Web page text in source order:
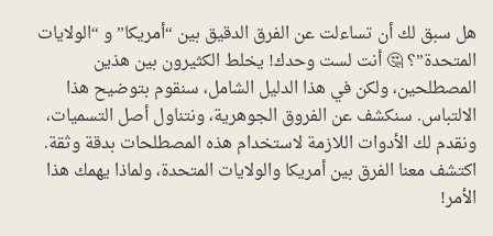
هل سبق لك أن تساءلت عن الفرق الدقيق بين “أمريكا” و “الولايات
المتحدة”؟ 🤔 أنت لست وحدك! يخلط الكثيرون بين هذين
المصطلحين، ولكن في هذا الدليل الشامل، سنقوم بتوضيح هذا
الالتباس. سنكشف عن الفروق الجوهرية، ونتناول أصل التسميات،
ونقدم لك الأدوات اللازمة لاستخدام هذه المصطلحات بدقة وثقة.
اكتشف معنا الفرق بين أمريكا والولايات المتحدة، ولماذا يهمك هذا
الأمر!